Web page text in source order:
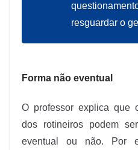
resguardar o
Forma não eventual
O professor explica que
dos rotineiros podem
eventual ou não. Por